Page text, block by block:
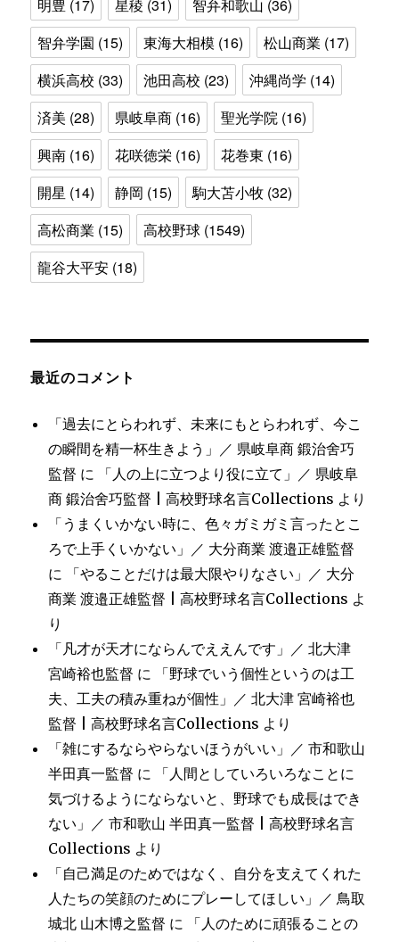
明豊 (17) 星稜 (31) 智弁和歌山 (36)
智弁学園 (15) 東海大相模 (16) 松山商業 (17)
横浜高校 (33) 池田高校 (23) 沖縄尚学 (14)
済美 (28) 県岐阜商 (16) 聖光学院 (16)
興南 (16) 花咲徳栄 (16) 花巻東 (16)
開星 (14) 静岡 (15) 駒大苫小牧 (32)
高松商業 (15) 高校野球 (1549)
龍谷大平安 (18)
最近のコメント
「過去にとらわれず、未来にもとらわれず、今こ
の瞬間を精一杯生きよう」／ 県岐阜商 鍛治舍巧
監督 に
「人の上に立つより役に立て」／ 県岐阜
商 鍛治舍巧監督 | 高校野球名言Collections より
「うまくいかない時に、色々ガミガミ言ったとこ
ろで上手くいかない」／ 大分商業 渡邉正雄監督
に
「やることだけは最大限やりなさい」／ 大分
商業 渡邉正雄監督 | 高校野球名言Collections よ
り
「凡才が天才にならんでええんです」／ 北大津
宮崎裕也監督 に
「野球でいう個性というのは工
夫、工夫の積み重ねが個性」／ 北大津 宮崎裕也
監督 | 高校野球名言Collections より
「雑にするならやらないほうがいい」／ 市和歌山
半田真一監督 に
「人間としていろいろなことに
気づけるようにならないと、野球でも成長はでき
ない」／ 市和歌山 半田真一監督 | 高校野球名言
Collections より
「自己満足のためではなく、自分を支えてくれた
人たちの笑顔のためにプレーしてほしい」／ 鳥取
城北 山木博之監督 に
「人のために頑張ることの